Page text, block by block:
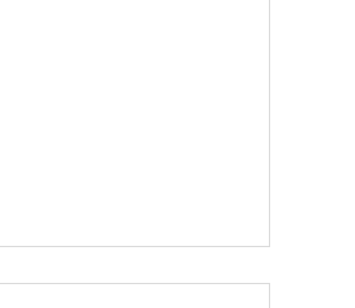
經夏令營